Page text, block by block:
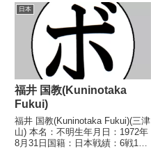
し 【戦歴】■2025年度中日本ス
ーパーライト級新人王準決勝
2025/05/11 ●1RTKO...
日本
福井 国教(Kuninotaka
Fukui)
福井 国教(Kuninotaka Fukui)(三津
山) 本名：不明生年月日：1972年
8月31日国籍：日本戦績：6戦1勝